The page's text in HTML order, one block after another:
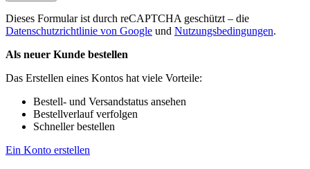
Dieses Formular ist durch reCAPTCHA geschützt – die
Datenschutzrichtlinie von Google und Nutzungsbedingungen.
Als neuer Kunde bestellen
Das Erstellen eines Kontos hat viele Vorteile:
Bestell- und Versandstatus ansehen
Bestellverlauf verfolgen
Schneller bestellen
Ein Konto erstellen